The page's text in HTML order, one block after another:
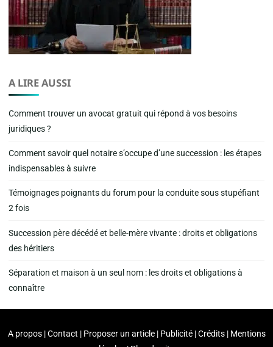
A LIRE AUSSI
Comment trouver un avocat gratuit qui répond à vos besoins
juridiques ?
Comment savoir quel notaire s’occupe d’une succession : les étapes
indispensables à suivre
Témoignages poignants du forum pour la conduite sous stupéfiant
2 fois
Succession père décédé et belle-mère vivante : droits et obligations
des héritiers
Séparation et maison à un seul nom : les droits et obligations à
connaître
A propos | Contact | Proposer un article | Publicité | Crédits | Mentions